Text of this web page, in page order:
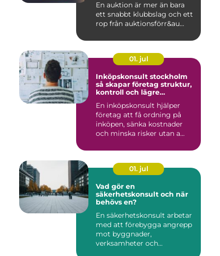
En auktion är mer än bara
ett snabbt klubbslag och ett
rop från auktionsförr&au...
01. jul
Inköpskonsult stockholm
så skapar företag struktur,
kontroll och lägre
En inköpskonsult hjälper
företag att få ordning på
inköpen, sänka kostnader
och minska risker utan a...
01. jul
Vad gör en
säkerhetskonsult och när
behövs en?
En säkerhetskonsult arbetar
med att förebygga angrepp
mot byggnader,
verksamheter och